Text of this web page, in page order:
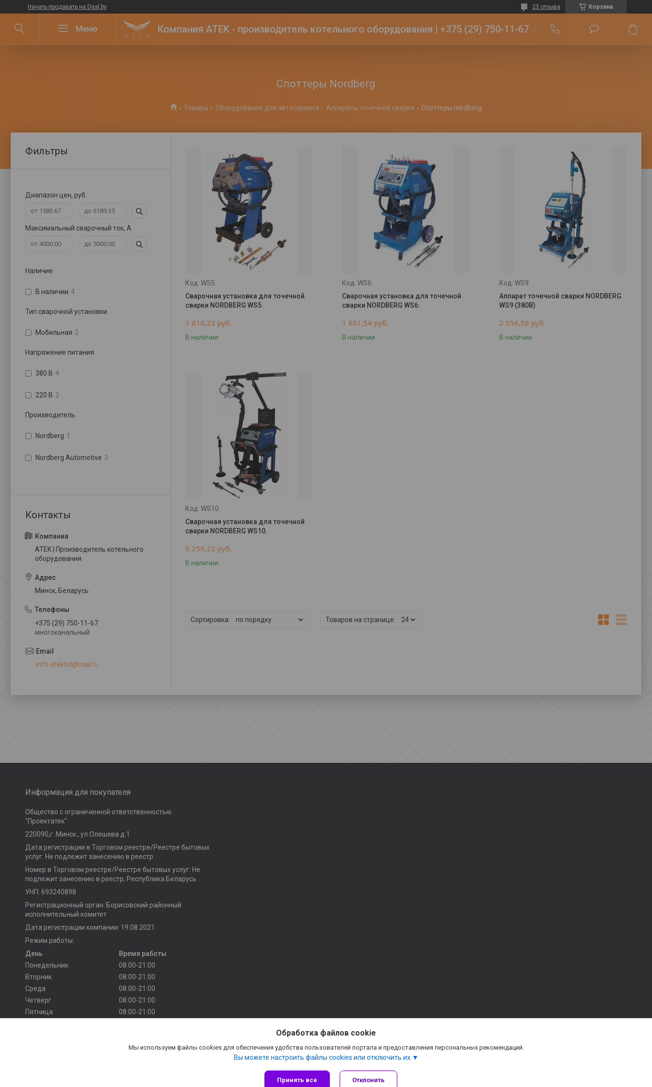
Начать продавать на Deal.by Корзина
23 отзыва
Компания ATEK - производитель котельного оборудования | +375 (29) 750-11-67
Споттеры Nordberg
Товары Оборудование для автосервиса Аппараты точечной сварки Споттеры nordberg
WS5.
Сварочная установка для точечной
сварки NORDBERG WS5.
1 616,23 руб.
В наличии
WS6.
Сварочная установка для точечной
сварки NORDBERG WS6.
1 601,54 руб.
В наличии
WS9
Аппарат точечной сварки NORDBERG
WS9 (380В)
2 556,58 руб.
В наличии
WS10.
Сварочная установка для точечной
сварки NORDBERG WS10.
6 259,22 руб.
В наличии
Фильтры
Диапазон цен, руб.
Максимальный сварочный ток, А
Наличие
В наличии 4
Тип сварочной установки
Мобильная 2
Напряжение питания
380 В 4
220 В 2
Производитель
Nordberg 1
Nordberg Automotive 3
ATEK | Производитель котельного
оборудования
Минск, Беларусь
+375 (29) 750-11-67
многоканальный
info-atekltd@mail.ru
Информация для покупателя
Общество с ограниченной ответственностью
"Проектатек"
220090,г .Минск., ул.Олешева д.1
Дата регистрации в Торговом реестре/Реестре бытовых
услуг: Не подлежит занесению в реестр
Номер в Торговом реестре/Реестре бытовых услуг: Не
подлежит занесению в реестр, Республика Беларусь
УНП: 693240898
Регистрационный орган: Борисовский районный
исполнительный комитет
Дата регистрации компании: 19.08.2021
Режим работы:
День
Время работы
Понедельник
08:00-21:00
Вторник
08:00-21:00
Среда
08:00-21:00
Четверг
08:00-21:00
Пятница
08:00-21:00
Сайт создан на платформе Deal.by
Обработка файлов cookie
Мы используем файлы cookies для обеспечения удобства пользователей портала и предоставления персональных рекомендаций.
Вы можете настроить файлы cookies или отключить их.
Принять все Отклонить